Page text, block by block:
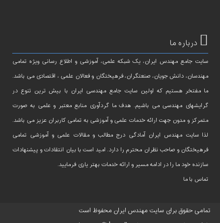
درباره ما
سایت جامع مهندس ایران، یک شبکه علمی، آموزشی و اطلاع رسانی ویژه تمامی
مهندسان، دانش جویان، صنعتگران، فرهیختگان و فعالان علمی ، اقتصادی می باشد.
ما مفتخر هستیم که اولین سایت جامع مهندسی ایران با بیش ترین تنوع در
گرایشهای مهندسی می باشیم. هدف ما گردآوری منابع معتبر و علمی به صورت
متمرکز و مدون جهت ارائه خدمات علمی و آموزشی به تمامی کاربران عزیز می باشد.
لذا سایت مهندس ایران آمادگی درج مطالب و مقالات علمی و آموزشی تمامی
فرهیختگان و صاحب نظران محترم را دارد. امید است با بیان انتقادات و پیشنهادات
سازنده خود ما را در ادامه مسیر و ارائه خدمات بهتر یاری فرمایید.
تماس با ما
تمامی حقوق برای سایت مهندس ایران محفوظ است